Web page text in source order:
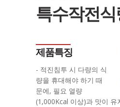
특수작전
제품특징
- 적진침투 시 다량의 식
량을 휴대해야 하기 때
문에, 필요 열량
(1,000Kcal 이상)과 맛이